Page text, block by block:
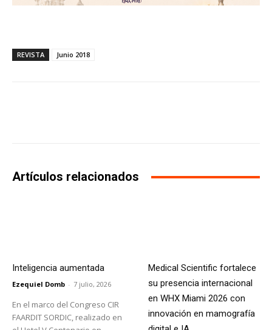
REVISTA Junio 2018
Artículos relacionados
Inteligencia aumentada
Ezequiel Domb - 7 julio, 2026
En el marco del Congreso CIR
FAARDIT SORDIC, realizado en
Medical Scientific fortalece
su presencia internacional
en WHX Miami 2026 con
innovación en mamografía